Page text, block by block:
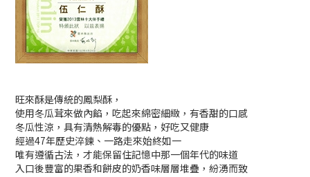
旺來酥是傳統的鳳梨酥，
使用冬瓜茸來做內餡，吃起來綿密細緻，有香甜的口感
冬瓜性涼，具有清熱解毒的優點，好吃又健康
經過47年歷史淬鍊、一路走來始終如一
唯有遵循古法，才能保留住記憶中那一個年代的味道
入口後豐富的果香和餅皮的奶香味層層堆疊，紛湧而致